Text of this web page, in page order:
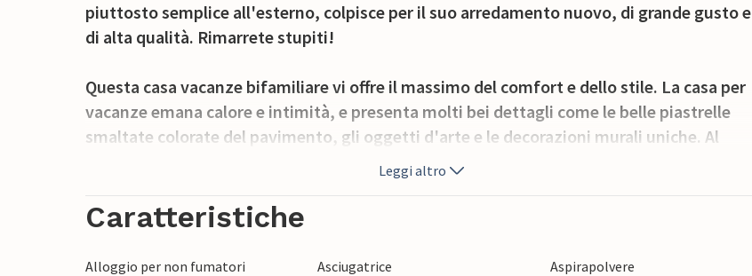
piuttosto semplice all'esterno, colpisce per il suo arredamento nuovo, di grande gusto e
di alta qualità. Rimarrete stupiti!
Questa casa vacanze bifamiliare vi offre il massimo del comfort e dello stile. La casa per
vacanze emana calore e intimità, e presenta molti bei dettagli come le belle piastrelle
smaltate colorate del pavimento, gli oggetti d'arte e le decorazioni murali uniche. Al
piano terra si trovano un bellissimo bagno per gli ospiti, un guardaroba, una cucina molto
spaziosa con molti servizi e un accogliente soggiorno con una comoda zona salotto dove
trascorrere serate accoglienti.
Al 1° piano, accessibile tramite una scala olandese piuttosto ripida, si trovano le 3 camere
Leggi altro
Caratteristiche
Alloggio per non fumatori Asciugatrice
Aspirapolvere